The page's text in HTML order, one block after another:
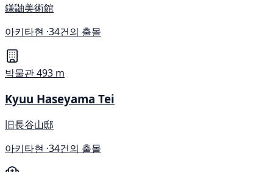
鎌鼬美術館
아키타현 ·34건의 출몰
박물관493 m
Kyuu Haseyama Tei
旧長谷山邸
아키타현 ·34건의 출몰